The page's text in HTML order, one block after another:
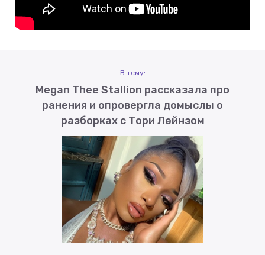
В тему:
Megan Thee Stallion рассказала про
ранения и опровергла домыслы о
разборках с Тори Лейнзом